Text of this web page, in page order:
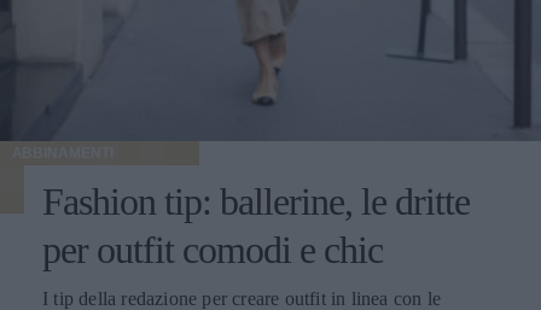
ABBINAMENTI
Fashion tip: ballerine, le dritte
per outfit comodi e chic
I tip della redazione per creare outfit in linea con le